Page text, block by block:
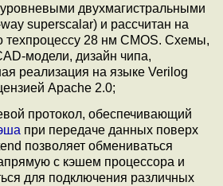
уровневыми двухмагистральными
superscalar) и рассчитан на
техпроцессу 28 нм CMOS. Cхемы,
модели, дизайн чипа,
реализация на языке Verilog
Apache 2.0;
протокол, обеспечивающий
при передаче данных поверх
позволяет обмениваться
с кэшем процессора и
для подключения различных